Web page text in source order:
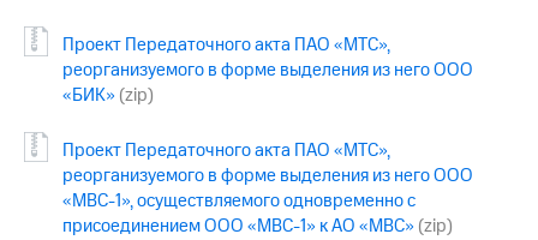
Проект Передаточного акта ПАО «МТС»,
реорганизуемого в форме выделения из него ООО
«БИК» (zip)
Проект Передаточного акта ПАО «МТС»,
реорганизуемого в форме выделения из него ООО
«МВС-1», осуществляемого одновременно с
присоединением ООО «МВС-1» к АО «МВС» (zip)